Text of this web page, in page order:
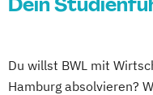
Du willst BWL mit
Hamburg absolvieren?